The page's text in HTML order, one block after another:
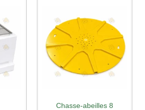
Chasse-abeilles 8